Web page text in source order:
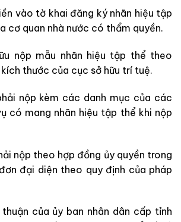
vào tờ khai đăng ký nhãn hiệu tập
cơ quan nhà nước có thẩm quyền.
nộp mẫu nhãn hiệu tập thể theo
thước của cục sở hữu trí tuệ.
nộp kèm các danh mục của các
có mang nhãn hiệu tập thể khi nộp
nộp theo hợp đồng ủy quyền trong
đại diện theo quy định của pháp
của ủy ban nhân dân cấp tỉnh